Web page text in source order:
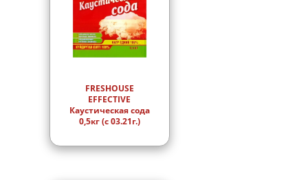
FRESHOUSE
EFFECTIVE
Каустическая сода
0,5кг (с 03.21г.)